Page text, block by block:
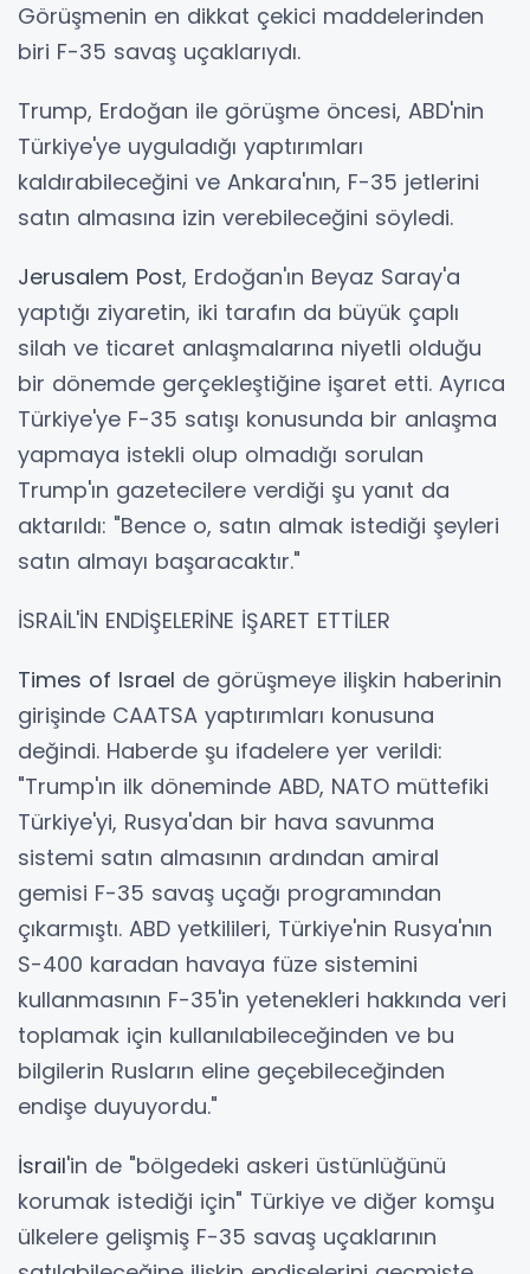
Görüşmenin en dikkat çekici maddelerinden
biri F-35 savaş uçaklarıydı.
Trump, Erdoğan ile görüşme öncesi, ABD'nin
Türkiye'ye uyguladığı yaptırımları
kaldırabileceğini ve Ankara'nın, F-35 jetlerini
satın almasına izin verebileceğini söyledi.
Jerusalem Post, Erdoğan'ın Beyaz Saray'a
yaptığı ziyaretin, iki tarafın da büyük çaplı
silah ve ticaret anlaşmalarına niyetli olduğu
bir dönemde gerçekleştiğine işaret etti. Ayrıca
Türkiye'ye F-35 satışı konusunda bir anlaşma
yapmaya istekli olup olmadığı sorulan
Trump'ın gazetecilere verdiği şu yanıt da
aktarıldı: "Bence o, satın almak istediği şeyleri
satın almayı başaracaktır."
İSRAİL'İN ENDİŞELERİNE İŞARET ETTİLER
Times of Israel de görüşmeye ilişkin haberinin
girişinde CAATSA yaptırımları konusuna
değindi. Haberde şu ifadelere yer verildi:
"Trump'ın ilk döneminde ABD, NATO müttefiki
Türkiye'yi, Rusya'dan bir hava savunma
sistemi satın almasının ardından amiral
gemisi F-35 savaş uçağı programından
çıkarmıştı. ABD yetkilileri, Türkiye'nin Rusya'nın
S-400 karadan havaya füze sistemini
kullanmasının F-35'in yetenekleri hakkında veri
toplamak için kullanılabileceğinden ve bu
bilgilerin Rusların eline geçebileceğinden
endişe duyuyordu."
İsrail'in de "bölgedeki askeri üstünlüğünü
korumak istediği için" Türkiye ve diğer komşu
ülkelere gelişmiş F-35 savaş uçaklarının